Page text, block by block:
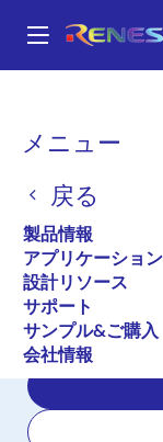
ン
メニュー
戻る
製品情報
アプリケーション
設計リソース
サポート
サンプル&ご購入
会社情報
パ
く
ず
パワ
DA9062
アクティブ
最大8.5Aを
ン用に設計